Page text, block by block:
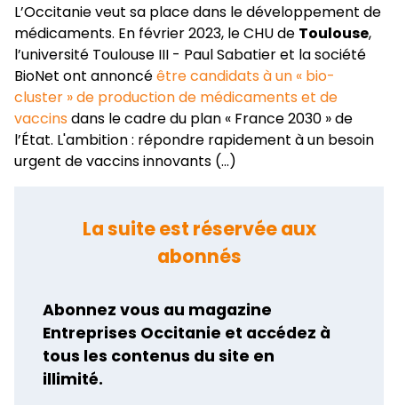
L’Occitanie veut sa place dans le développement de
médicaments. En février 2023, le CHU de Toulouse,
l’université Toulouse III - Paul Sabatier et la société
BioNet ont annoncéêtre candidats à un « bio-
cluster » de production de médicaments et de
vaccins dans le cadre du plan « France 2030 » de
l’État. L'ambition : répondre rapidement à un besoin
urgent de vaccins innovants (...)
La suite est réservée aux
abonnés
Abonnez vous au magazine
Entreprises Occitanie et accédez à
tous les contenus du site en
illimité.